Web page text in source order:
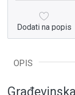
Dodati na popis
OPIS